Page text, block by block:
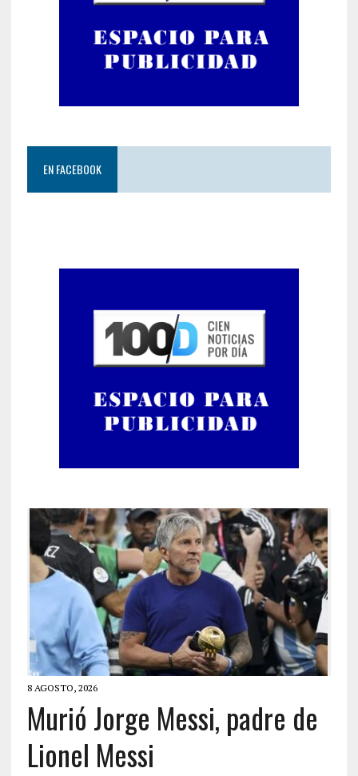
EN FACEBOOK
8 AGOSTO, 2026
Murió Jorge Messi, padre de
Lionel Messi